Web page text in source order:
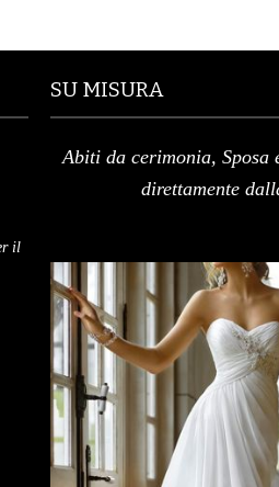
il
SU MISURA
Abiti da cerimonia, Sposa
direttamente